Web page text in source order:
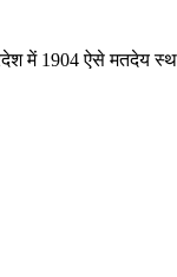
में 1904 ऐसे मतदेय